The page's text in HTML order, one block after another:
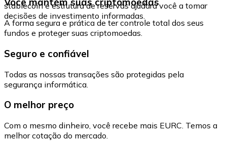
stablecoin e estrutura de reservas ajudará você a tomar
decisões de investimento informadas.
A forma segura e prática de ter controle total dos seus
fundos e proteger suas criptomoedas.
Seguro e confiável
Todas as nossas transações são protegidas pela
segurança informática.
O melhor preço
Com o mesmo dinheiro, você recebe mais EURC. Temos a
melhor cotação do mercado.